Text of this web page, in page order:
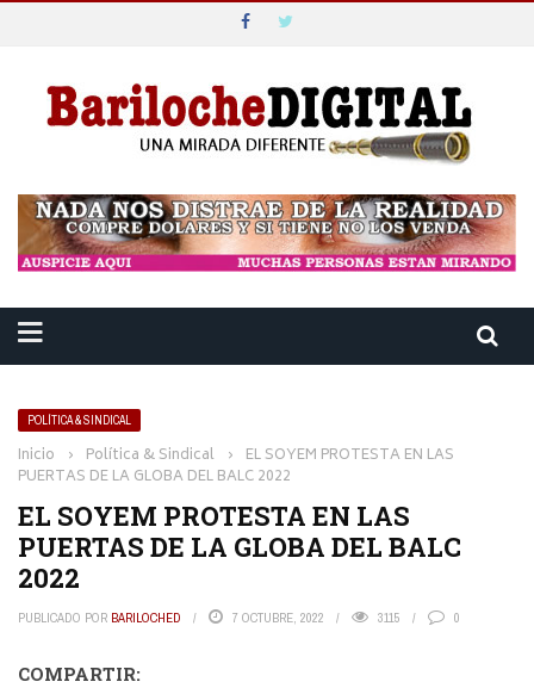
POLÍTICA & SINDICAL
Inicio › Política & Sindical › EL SOYEM PROTESTA EN LAS
PUERTAS DE LA GLOBA DEL BALC 2022
EL SOYEM PROTESTA EN LAS
PUERTAS DE LA GLOBA DEL BALC
2022
PUBLICADO POR BARILOCHED 7 OCTUBRE, 2022 3115 0
COMPARTIR: